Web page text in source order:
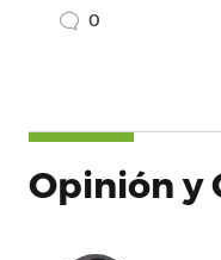
0
Opinión y